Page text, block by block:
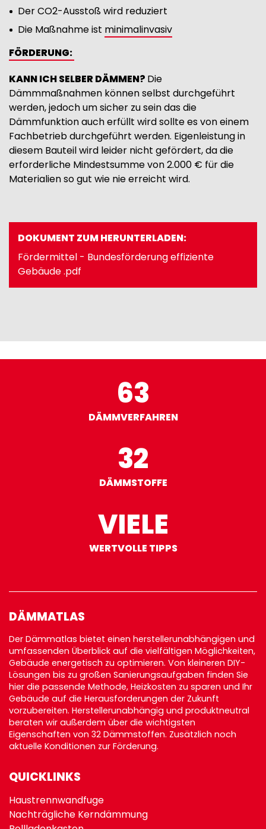
Der CO2-Ausstoß wird reduziert
Die Maßnahme ist minimalinvasiv
FÖRDERUNG:
KANN ICH SELBER DÄMMEN? Die
Dämmmaßnahmen können selbst durchgeführt
werden, jedoch um sicher zu sein das die
Dämmfunktion auch erfüllt wird sollte es von einem
Fachbetrieb durchgeführt werden. Eigenleistung in
diesem Bauteil wird leider nicht gefördert, da die
erforderliche Mindestsumme von 2.000 € für die
Materialien so gut wie nie erreicht wird.
DOKUMENT ZUM HERUNTERLADEN:
Document
Fördermittel - Bundesförderung effiziente
Gebäude .pdf
63
DÄMMVERFAHREN
32
DÄMMSTOFFE
VIELE
WERTVOLLE TIPPS
DÄMMATLAS
Der Dämmatlas bietet einen herstellerunabhängigen und
umfassenden Überblick auf die vielfältigen Möglichkeiten,
Gebäude energetisch zu optimieren. Von kleineren DIY-
Lösungen bis zu großen Sanierungsaufgaben finden Sie
hier die passende Methode, Heizkosten zu sparen und Ihr
Gebäude auf die Herausforderungen der Zukunft
vorzubereiten. Herstellerunabhängig und produktneutral
beraten wir außerdem über die wichtigsten
Eigenschaften von 32 Dämmstoffen. Zusätzlich noch
aktuelle Konditionen zur Förderung.
QUICKLINKS
Haustrennwandfuge
Nachträgliche Kerndämmung